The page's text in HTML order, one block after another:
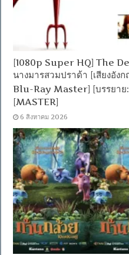
[1080p Super HQ] The
นางมารสวมปราด้า [เสียงอัง
Blu-Ray Master] [บรรยา
[MASTER]
6 สิงหาคม 2026